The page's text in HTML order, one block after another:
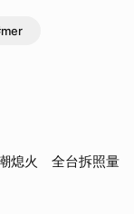
熄火 全台拆照量